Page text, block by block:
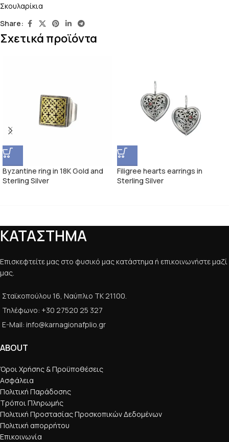
Σκουλαρίκια
Share:
Σχετικά προϊόντα
Byzantine ring in 18K Gold and
Sterling Silver
Filigree hearts earrings in
Sterling Silver
ΚΑΤΑΣΤΗΜΑ
Επισκεφτείτε μας στο φυσικό μας κατάστημα ή επικοινωνήστε μαζί
μας.
Σταϊκοπούλου 16, Ναύπλιο ΤΚ 21100.
Τηλέφωνο: +30 27520 25 327
E-Mail: info@karnagionafplio.gr
ABOUT
Όροι Χρήσης & Προϋποθέσεις
Ασφάλεια
Πολιτική Παράδοσης
Τρόποι Πληρωμής
Πολιτική Προστασίας Προσκοπικών Δεδομένων
Πολιτική απορρήτου
Επικοινωνία